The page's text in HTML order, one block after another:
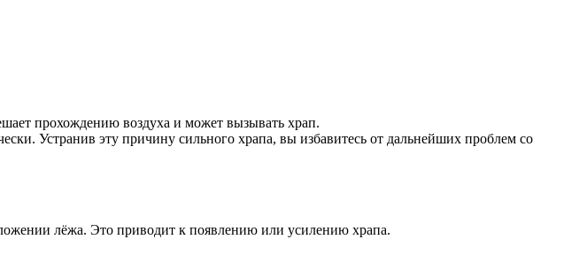
прохождению воздуха и может вызывать храп.
Устранив эту причину сильного храпа, вы избавитесь от дальнейших проблем со
лёжа. Это приводит к появлению или усилению храпа.